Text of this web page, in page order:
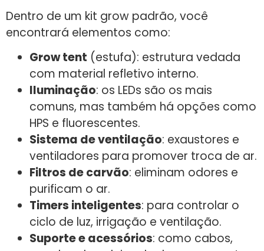
Dentro de um kit grow padrão, você
encontrará elementos como:
Grow tent (estufa): estrutura vedada
com material refletivo interno.
Iluminação: os LEDs são os mais
comuns, mas também há opções como
HPS e fluorescentes.
Sistema de ventilação: exaustores e
ventiladores para promover troca de ar.
Filtros de carvão: eliminam odores e
purificam o ar.
Timers inteligentes: para controlar o
ciclo de luz, irrigação e ventilação.
Suporte e acessórios: como cabos,